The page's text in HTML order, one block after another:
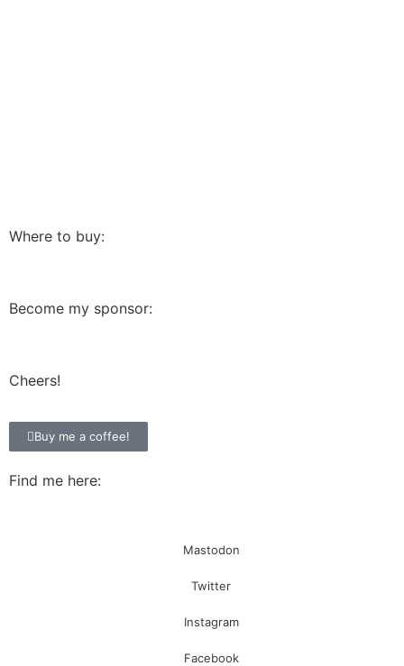
Where to buy:
Become my sponsor:
Cheers!
Buy me a coffee!
Find me here:
Mastodon
Twitter
Instagram
Facebook